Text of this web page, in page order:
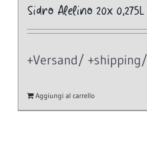
Sidro Alelino 20x 0,275L
+Versand/
Aggiungi al carrello